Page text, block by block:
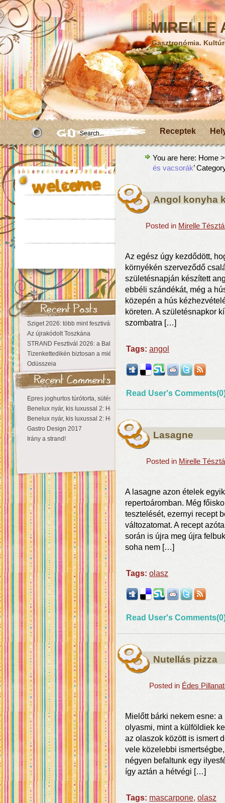
MIRELLE
Gasztronómia.
Receptek
Sziget 2026: több mint fesztivál, egy városnyi élmény
Az újrakódolt Toszkána
STRAND Fesztivál 2026: a Balaton partján a nyár még tart!
Tizenkettedikén biztosan a miénk a Sziget!
Odüsszeia
Epres joghurtos túrótorta, sütés nélkül
Benelux nyár, kis luxussal 2: Hollandia
Benelux nyár, kis luxussal 2: Hollandia
Gastro Design 2017
Irány a strand!
You are here: Home
és vacsorák’
Angol konyha
Posted in Mirelle
Az egész úgy kezdődött,
környékén szerveződő
születésnapján készített
ebbéli szándékát, még a
közepén a hús
köreten. A születésnapkor
szombatra […]
Tags: angol
Read User's
Lasagne
Posted in Mirelle
A lasagne azon ételek
repertoáromban. Még
tesztelését, ezernyi recept
változatomat. A recept
során is újra meg újra
soha nem […]
Tags: olasz
Read User's
Nutellás pizza
Posted in Édes
Mielőtt bárki nekem esne:
olyasmi, mint a külföldiek
az olaszok között is ismert
vele közelebbi
négyen befaltunk egy
így aztán a hétvégi […]
Tags: mascarpone, olasz